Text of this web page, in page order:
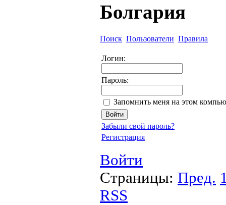
Болгария
Поиск Пользователи Правила
Логин:
Пароль:
Запомнить меня на этом
Забыли свой пароль?
Регистрация
Войти
Страницы: Пред.
RSS